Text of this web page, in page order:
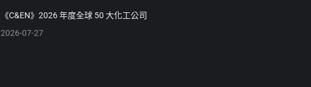
《C&EN》2026 年度全球 50 大化工公司
2026-07-27